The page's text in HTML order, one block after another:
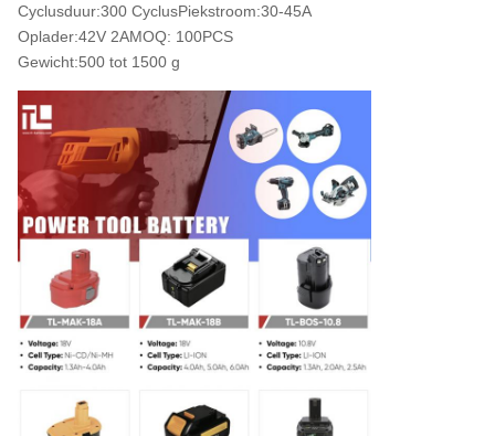
Cyclusduur:300 CyclusPiekstroom:30-45A
Oplader:42V 2AMOQ: 100PCS
Gewicht:500 tot 1500 g